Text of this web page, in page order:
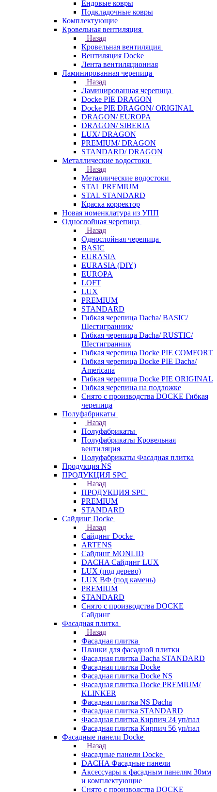
Ендовые ковры
Подкладочные ковры
Комплектующие
Кровельная вентиляция
Назад
Кровельная вентиляция
Вентиляция Docke
Лента вентиляционная
Ламинированная черепица
Назад
Ламинированная черепица
Docke PIE DRAGON
Docke PIE DRAGON/ ORIGINAL
DRAGON/ EUROPA
DRAGON/ SIBERIA
LUX/ DRAGON
PREMIUM/ DRAGON
STANDARD/ DRAGON
Металлические водостоки
Назад
Металлические водостоки
STAL PREMIUM
STAL STANDARD
Краска корректор
Новая номенклатура из УПП
Однослойная черепица
Назад
Однослойная черепица
BASIC
EURASIA
EURASIA (DIY)
EUROPA
LOFT
LUX
PREMIUM
STANDARD
Гибкая черепица Dacha/ BASIC/
Шестигранник/
Гибкая черепица Dacha/ RUSTIC/
Шестигранник
Гибкая черепица Docke PIE COMFORT
Гибкая черепица Docke PIE Dacha/
Americana
Гибкая черепица Docke PIE ОRIGINАL
Гибкая черепица на подложке
Снято с производства DOCKE Гибкая
черепица
Полуфабрикаты
Назад
Полуфабрикаты
Полуфабрикаты Кровельная
вентиляция
Полуфабрикаты Фасадная плитка
Продукция NS
ПРОДУКЦИЯ SPC
Назад
ПРОДУКЦИЯ SPC
PREMIUM
STANDARD
Сайдинг Docke
Назад
Сайдинг Docke
ARTENS
Cайдинг MONLID
DACHA Сайдинг LUX
LUX (под дерево)
LUX ВФ (под камень)
PREMIUM
STANDARD
Снято с производства DOCKE
Сайдинг
Фасадная плитка
Назад
Фасадная плитка
Планки для фасадной плитки
Фасадная плитка Dacha STANDARD
Фасадная плитка Docke
Фасадная плитка Docke NS
Фасадная плитка Docke PREMIUM/
KLINKER
Фасадная плитка NS Dacha
Фасадная плитка STANDARD
Фасадная плитка Кирпич 24 уп/пал
Фасадная плитка Кирпич 56 уп/пал
Фасадные панели Docke
Назад
Фасадные панели Docke
DACHA Фасадные панели
Аксессуары к фасадным панелям 30мм
и комплектующие
Снято с производства DOCKE